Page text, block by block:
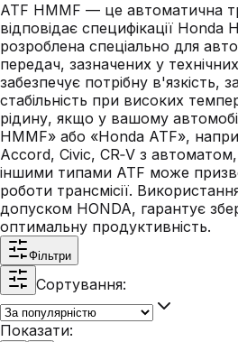
ATF HMMF — це автоматична
відповідає специфікації Honda
розроблена спеціально для
передач, зазначених у
забезпечує потрібну в'язкість,
стабільність при високих
рідину, якщо у вашому
HMMF» або «Honda ATF»,
Accord, Civic, CR‑V з
іншими типами ATF може
роботи трансмісії.
допуском HONDA, гарантує
оптимальну продуктивність.
Фільтри
Сортування:
Показати: